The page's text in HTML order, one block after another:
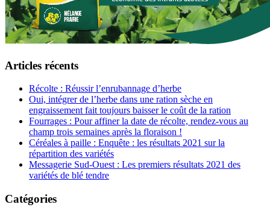
Articles récents
Récolte : Réussir l’enrubannage d’herbe
Oui, intégrer de l’herbe dans une ration sèche en
engraissement fait toujours baisser le coût de la ration
Fourrages : Pour affiner la date de récolte, rendez-vous au
champ trois semaines après la floraison !
Céréales à paille : Enquête : les résultats 2021 sur la
répartition des variétés
Messagerie Sud-Ouest : Les premiers résultats 2021 des
variétés de blé tendre
Catégories